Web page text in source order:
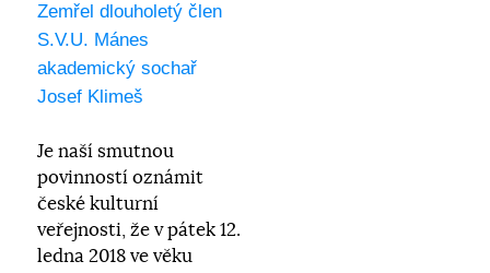
Zemřel dlouholetý člen
S.V.U. Mánes
akademický sochař
Josef Klimeš
Je naší smutnou
povinností oznámit
české kulturní
veřejnosti, že v pátek 12.
ledna 2018 ve věku